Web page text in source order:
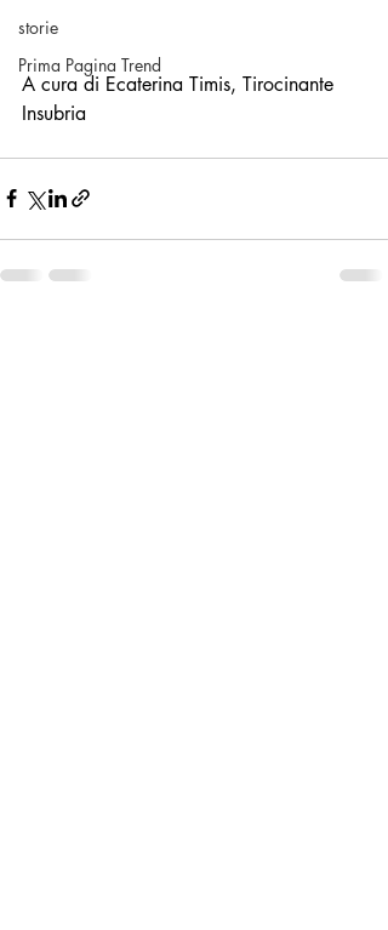
storie
Prima Pagina Trend
A cura di Ecaterina Timis, Tirocinante
Insubria